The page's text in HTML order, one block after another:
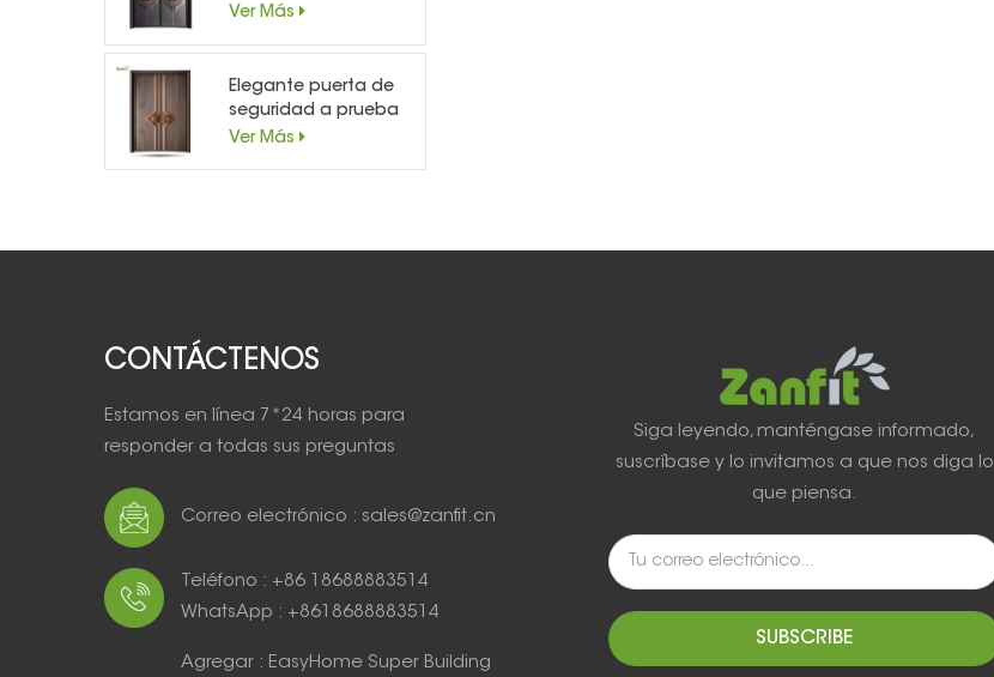
prueba de ladrones
Ver Más
Elegante puerta de
seguridad a prueba
de balas de aluminio
Ver Más
CONTÁCTENOS
Estamos en línea 7*24 horas para
responder a todas sus preguntas
Correo electrónico : sales@zanfit.cn
Teléfono : +86 18688883514
WhatsApp : +8618688883514
Agregar : EasyHome Super Building
Siga leyendo, manténgase informado,
suscríbase y lo invitamos a que nos diga lo
que piensa.
SUBSCRIBE